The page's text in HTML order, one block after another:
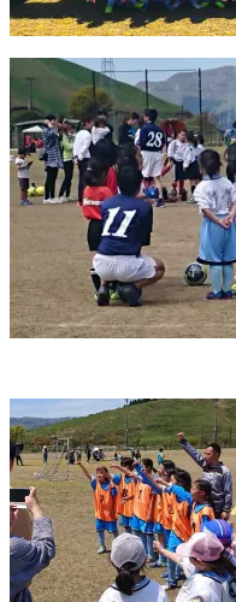
い
ウ
ィ
ン
ド
で
開
き
ま
す
)
て
く
だ
さ
い
(
新
し
い
ウ
ィ
ン
ド
ウ
で
開
き
ま
す
)